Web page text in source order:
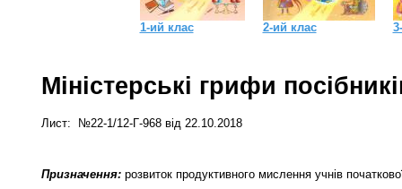
1-ий клас 2-ий клас
Міністерські грифи
Лист: №22-1/12-Г-968 від 22.10.2018
Призначення:розвиток продуктивного мислення учнів